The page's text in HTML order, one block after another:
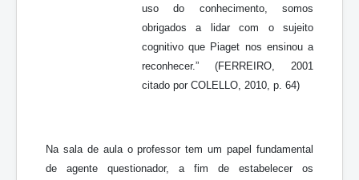
uso do conhecimento, somos
obrigados a lidar com o sujeito
cognitivo que Piaget nos ensinou a
reconhecer.” (FERREIRO, 2001
citado por COLELLO, 2010, p. 64)
Na sala de aula o professor tem um papel fundamental
de agente questionador, a fim de estabelecer os